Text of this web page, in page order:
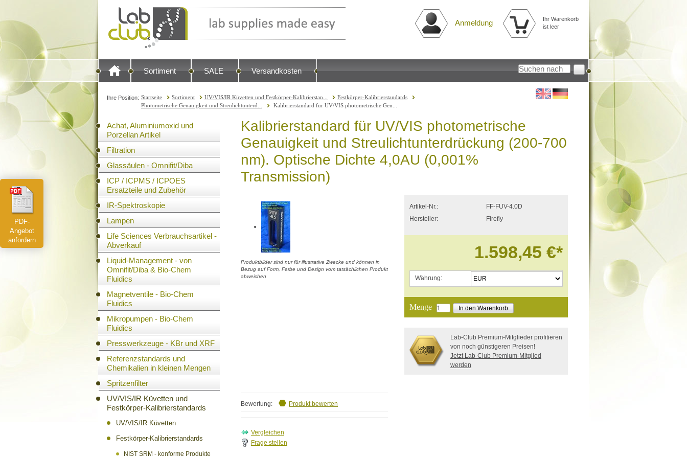
Anmeldung
Ihr Warenkorb
ist leer
Sortiment SALE Versandkosten
Ihre Position: Startseite Sortiment UV/VIS/IR Küvetten und Festkörper-Kalibrierstan...
Festkörper-Kalibrierstandards
Photometrische Genauigkeit und Streulichtunterd...
Kalibrierstandard für UV/VIS photometrische Gen...
Achat, Aluminiumoxid und
Porzellan Artikel
Filtration
Glassäulen - Omnifit/Diba
ICP / ICPMS / ICPOES
Ersatzteile und Zubehör
IR-Spektroskopie
Lampen
Life Sciences Verbrauchsartikel -
Abverkauf
Liquid-Management - von
Omnifit/Diba & Bio-Chem
Fluidics
Magnetventile - Bio-Chem
Fluidics
Mikropumpen - Bio-Chem
Fluidics
Presswerkzeuge - KBr und XRF
Referenzstandards und
Chemikalien in kleinen Mengen
Spritzenfilter
UV/VIS/IR Küvetten und
Festkörper-Kalibrierstandards
UV/VIS/IR Küvetten
Festkörper-Kalibrierstandards
NIST SRM - konforme Produkte
PDF-
Angebot
anfordern
Kalibrierstandard für UV/VIS photometrische
Genauigkeit und Streulichtunterdrückung (200-700
nm). Optische Dichte 4,0AU (0,001%
Transmission)
Produktbilder sind nur für illustrative Zwecke und können in
Bezug auf Form, Farbe und Design vom tatsächlichen Produkt
abweichen
Bewertung: Produkt bewerten
Frage stellen
Artikel-Nr.:
FF-FUV-4.0D
Hersteller:
Firefly
1.598,45 €*
Währung:
Menge In den Warenkorb
Lab-Club Premium-Mitglieder profitieren
von noch günstigeren Preisen!
Jetzt Lab-Club Premium-Mitglied
werden